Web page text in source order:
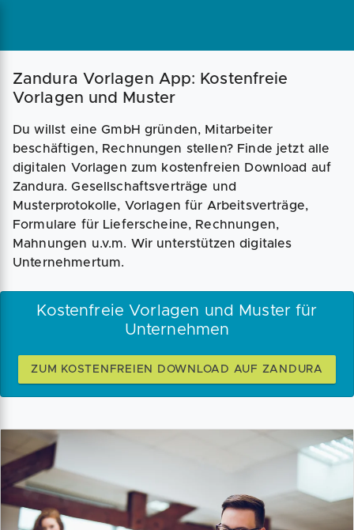
Magazin Businessplan Fördermittel
Zandura Vorlagen App: Kostenfreie
Vorlagen und Muster
Du willst eine GmbH gründen, Mitarbeiter
beschäftigen, Rechnungen stellen? Finde jetzt alle
digitalen Vorlagen zum kostenfreien Download auf
Zandura. Gesellschaftsverträge und
Musterprotokolle, Vorlagen für Arbeitsverträge,
Formulare für Lieferscheine, Rechnungen,
Mahnungen u.v.m. Wir unterstützen digitales
Unternehmertum.
Kostenfreie Vorlagen und Muster für
Unternehmen
ZUM KOSTENFREIEN DOWNLOAD AUF ZANDURA